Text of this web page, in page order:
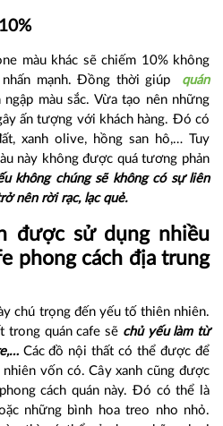
khác sẽ chiếm 10% không
mạnh. Đồng thời giúp
quán
ngập màu sắc. Vừa tạo nên những
ấn tượng với khách hàng. Đó có
xanh olive, hồng san hô,… Tuy
này không được quá tương phản
không chúng sẽ không có sự liên
nên rời rạc, lạc quẻ.
được sử dụng nhiều
phong cách địa trung
chú trọng đến yếu tố thiên nhiên.
trong quán cafe sẽ chủ yếu làm từ
Các đồ nội thất có thể được để
vốn có. Cây xanh cũng được
cách quán này. Đó có thể là
những bình hoa treo nho nhỏ.